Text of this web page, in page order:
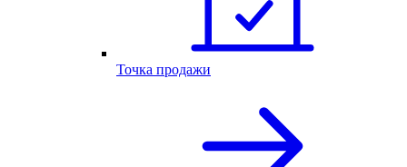
Точка продажи